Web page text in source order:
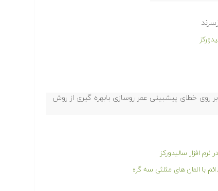
روی خطای پیشبینی عمر روسازی بابهره گیری از روش
با المان های مثلثی سه گره